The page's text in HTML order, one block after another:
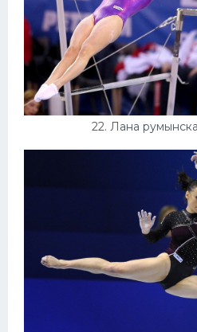
22. Лана